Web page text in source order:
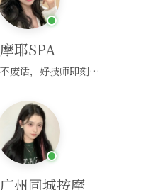
摩耶SPA
不废话，好技师即刻上门，约！
广州同城按摩